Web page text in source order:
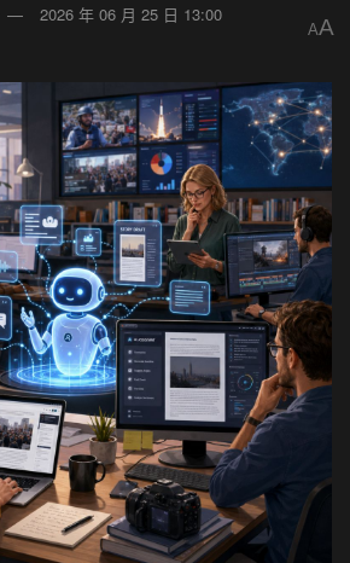
2026 年 06 月 25 日 13:00
AA